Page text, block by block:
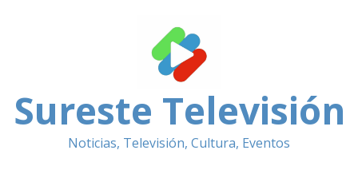
Sureste Televisión
Noticias, Televisión, Cultura, Eventos